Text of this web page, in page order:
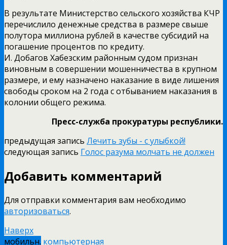
В результате Министерство сельского хозяйства КЧР
перечислило денежные средства в размере свыше
полутора миллиона рублей в качестве субсидий на
погашение процентов по кредиту.
И. Добагов Хабезским районным судом признан
виновным в совершении мошенничества в крупном
размере, и ему назначено наказание в виде лишения
свободы сроком на 2 года с отбыванием наказания в
колонии общего режима.
Пресс-служба прокуратуры республики.
предыдущая запись Лечить зубы - с улыбкой!
следующая запись Голос разума молчать не должен
Добавить комментарий
Для отправки комментария вам необходимо
авторизоваться.
Наверх
мобильн. компьютерная